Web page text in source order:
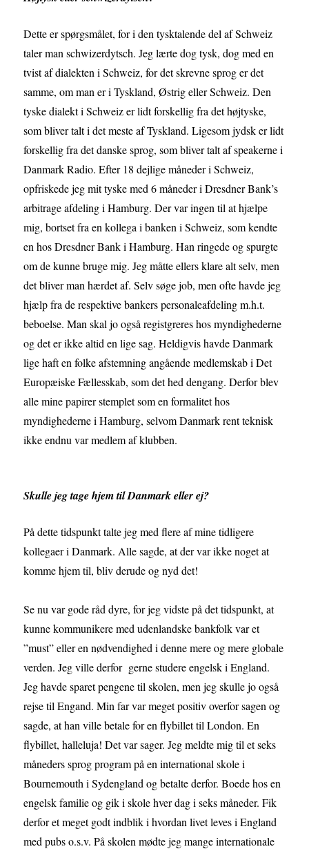
Dette er spørgsmålet, for i den tysktalende del af Schweiz
taler man schwizerdytsch. Jeg lærte dog tysk, dog med en
tvist af dialekten i Schweiz, for det skrevne sprog er det
samme, om man er i Tyskland, Østrig eller Schweiz. Den
tyske dialekt i Schweiz er lidt forskellig fra det højtyske,
som bliver talt i det meste af Tyskland. Ligesom jydsk er lidt
forskellig fra det danske sprog, som bliver talt af speakerne i
Danmark Radio. Efter 18 dejlige måneder i Schweiz,
opfriskede jeg mit tyske med 6 måneder i Dresdner Bank’s
arbitrage afdeling i Hamburg. Der var ingen til at hjælpe
mig, bortset fra en kollega i banken i Schweiz, som kendte
en hos Dresdner Bank i Hamburg. Han ringede og spurgte
om de kunne bruge mig. Jeg måtte ellers klare alt selv, men
det bliver man hærdet af. Selv søge job, men ofte havde jeg
hjælp fra de respektive bankers personaleafdeling m.h.t.
beboelse. Man skal jo også registgreres hos myndighederne
og det er ikke altid en lige sag. Heldigvis havde Danmark
lige haft en folke afstemning angående medlemskab i Det
Europæiske Fællesskab, som det hed dengang. Derfor blev
alle mine papirer stemplet som en formalitet hos
myndighederne i Hamburg, selvom Danmark rent teknisk
ikke endnu var medlem af klubben.
Skulle jeg tage hjem til Danmark eller ej?
På dette tidspunkt talte jeg med flere af mine tidligere
kollegaer i Danmark. Alle sagde, at der var ikke noget at
komme hjem til, bliv derude og nyd det!
Se nu var gode råd dyre, for jeg vidste på det tidspunkt, at
kunne kommunikere med udenlandske bankfolk var et
”must” eller en nødvendighed i denne mere og mere globale
verden. Jeg ville derfor gerne studere engelsk i England.
Jeg havde sparet pengene til skolen, men jeg skulle jo også
rejse til Engand. Min far var meget positiv overfor sagen og
sagde, at han ville betale for en flybillet til London. En
flybillet, halleluja! Det var sager. Jeg meldte mig til et seks
måneders sprog program på en international skole i
Bournemouth i Sydengland og betalte derfor. Boede hos en
engelsk familie og gik i skole hver dag i seks måneder. Fik
derfor et meget godt indblik i hvordan livet leves i England
med pubs o.s.v. På skolen mødte jeg mange internationale